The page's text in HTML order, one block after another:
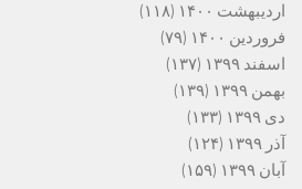
اردیبهشت ۱۴۰۰
(۱۱۸)
فروردین ۱۴۰۰
(۷۹)
اسفند ۱۳۹۹
(۱۳۷)
بهمن ۱۳۹۹
(۱۳۹)
دی ۱۳۹۹
(۱۳۳)
آذر ۱۳۹۹
(۱۲۴)
آبان ۱۳۹۹
(۱۵۹)